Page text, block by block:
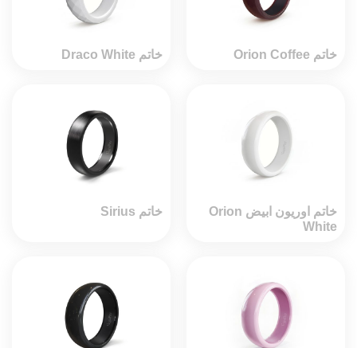
خاتم Draco White خاتم Orion Coffee
خاتم Sirius
خاتم اوريون ابيض Orion
White